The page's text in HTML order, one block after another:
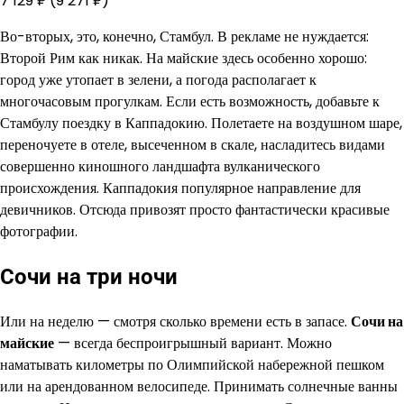
Во-вторых, это, конечно, Стамбул. В рекламе не нуждается:
Второй Рим как никак. На майские здесь особенно хорошо:
город уже утопает в зелени, а погода располагает к
многочасовым прогулкам. Если есть возможность, добавьте к
Стамбулу поездку в Каппадокию. Полетаете на воздушном шаре,
переночуете в отеле, высеченном в скале, насладитесь видами
совершенно киношного ландшафта вулканического
происхождения. Каппадокия популярное направление для
девичников. Отсюда привозят просто фантастически красивые
фотографии.
Сочи на три ночи
Или на неделю — смотря сколько времени есть в запасе. Сочи на
майские — всегда беспроигрышный вариант. Можно
наматывать километры по Олимпийской набережной пешком
или на арендованном велосипеде. Принимать солнечные ванны